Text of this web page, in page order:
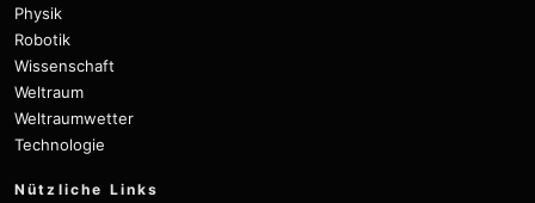
Physik
Robotik
Wissenschaft
Weltraum
Weltraumwetter
Technologie
Nützliche Links